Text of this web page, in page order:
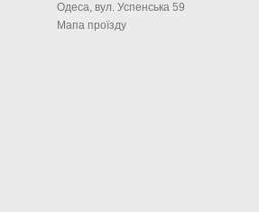
Одеса, вул. Успенська 59
Мапа проїзду